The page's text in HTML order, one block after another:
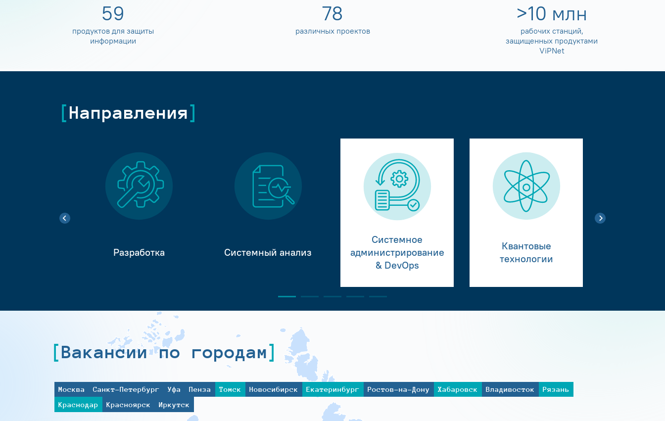
60
продуктов для защиты
информации
80
различных проектов
>10 млн
рабочих станций,
защищенных продуктами
ViPNet
Направления
Разработка Системный анализ
Системное
администрирование
& DevOps
Квантовые
технологии
Вакансии по городам
Москва Санкт-Петербург Уфа Пенза Томск Новосибирск Екатеринбург Ростов-на-Дону Хабаровск Владивосток
Рязань
Краснодар
Красноярск Иркутск